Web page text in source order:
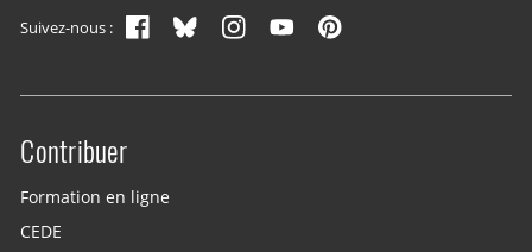
Suivez-nous :
Site menu
Contribuer
Formation en ligne
CEDE